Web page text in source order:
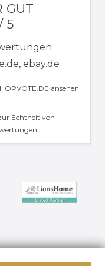
GUT
5
ebay.de
ansehen
Echtheit von